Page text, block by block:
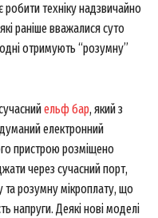
техніку надзвичайно
раніше вважалися суто
отримують “розумну”
ельф бар, який з
електронний
пристрою розміщено
через сучасний порт,
та розумну мікроплату, що
напруги. Деякі нові моделі